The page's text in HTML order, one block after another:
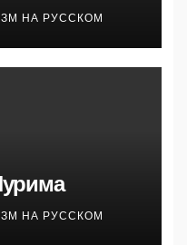
НА РУССКОМ
НА РУССКОМ